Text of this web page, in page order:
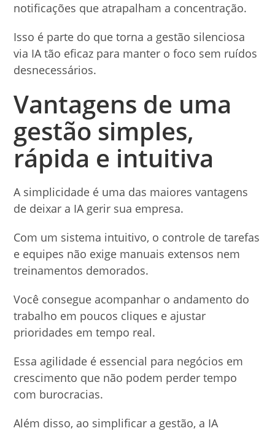
notificações que atrapalham a concentração.
Isso é parte do que torna a gestão silenciosa
via IA tão eficaz para manter o foco sem ruídos
desnecessários.
Vantagens de uma
gestão simples,
rápida e intuitiva
A simplicidade é uma das maiores vantagens
de deixar a IA gerir sua empresa.
Com um sistema intuitivo, o controle de tarefas
e equipes não exige manuais extensos nem
treinamentos demorados.
Você consegue acompanhar o andamento do
trabalho em poucos cliques e ajustar
prioridades em tempo real.
Essa agilidade é essencial para negócios em
crescimento que não podem perder tempo
com burocracias.
Além disso, ao simplificar a gestão, a IA